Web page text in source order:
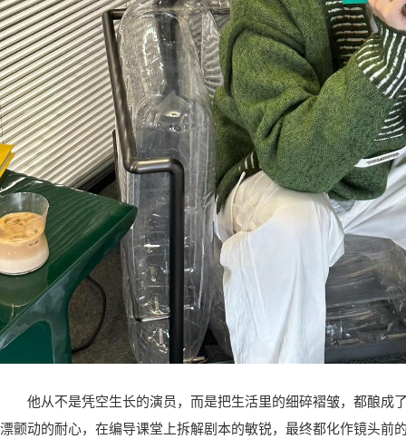
他从不是凭空生长的演员，而是把生活里的细碎褶皱，都酿成
漂颤动的耐心，在编导课堂上拆解剧本的敏锐，最终都化作镜头前